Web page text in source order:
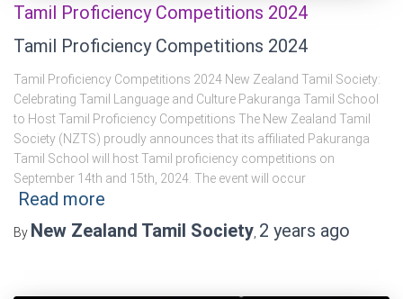
Tamil Proficiency Competitions 2024
Tamil Proficiency Competitions 2024
Tamil Proficiency Competitions 2024 New Zealand Tamil Society:
Celebrating Tamil Language and Culture Pakuranga Tamil School
to Host Tamil Proficiency Competitions The New Zealand Tamil
Society (NZTS) proudly announces that its affiliated Pakuranga
Tamil School will host Tamil proficiency competitions on
September 14th and 15th, 2024. The event will occur
Read more
By New Zealand Tamil Society 2 years ago